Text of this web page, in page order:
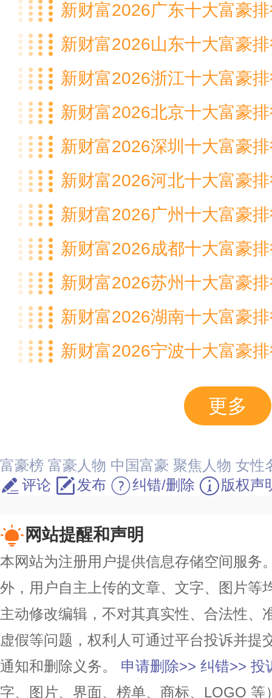
新财富2026广东十大富豪
新财富2026山东十大富豪
新财富2026浙江十大富豪
新财富2026北京十大富豪
新财富2026深圳十大富豪
新财富2026河北十大富豪
新财富2026广州十大富豪
新财富2026成都十大富豪
新财富2026苏州十大富豪
新财富2026湖南十大富豪
新财富2026宁波十大富豪
更多
富豪榜 富豪人物 中国富豪 聚焦人物 女性
评论
发布 纠错/删除 版权声
网站提醒和声明
本网站为注册用户提供信息存储空间服务
外，用户自主上传的文章、文字、图片等
主动修改编辑，不对其真实性、合法性、
虚假等问题，权利人可通过平台投诉并提
通知和删除义务。
申请删除>> 纠错>> 投
字、图片、界面、榜单、商标、LOGO